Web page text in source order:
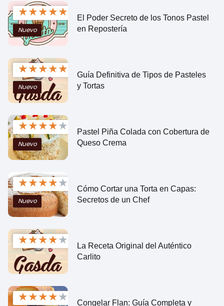
★★★★★
Nuevo
El Poder Secreto de los Tonos Pastel
en Repostería
★★★★★
Nuevo
Guía Definitiva de Tipos de Pasteles
y Tortas
★★★★★
Nuevo
Pastel Piña Colada con Cobertura de
Queso Crema
★★★★★
Nuevo
Cómo Cortar una Torta en Capas:
Secretos de un Chef
★★★★★
La Receta Original del Auténtico
Carlito
★★★★★ Congelar Flan: Guía Completa y